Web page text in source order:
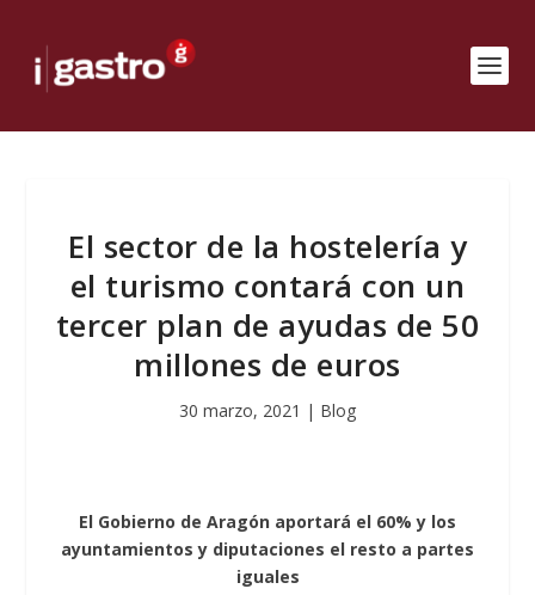
El sector de la hostelería y
el turismo contará con un
tercer plan de ayudas de 50
millones de euros
30 marzo, 2021 | Blog
El Gobierno de Aragón aportará el 60% y los
ayuntamientos y diputaciones el resto a partes
iguales